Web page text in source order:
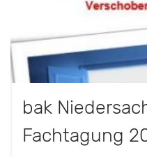
bak
Fachtagung